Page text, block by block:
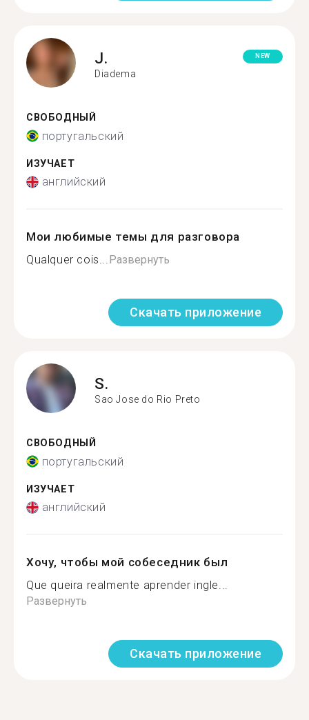
J.
Diadema
NEW
СВОБОДНЫЙ
португальский
ИЗУЧАЕТ
английский
Мои любимые темы для разговора
Qualquer cois...Развернуть
Скачать приложение
S.
Sao Jose do Rio Preto
СВОБОДНЫЙ
португальский
ИЗУЧАЕТ
английский
Хочу, чтобы мой собеседник был
Que queira realmente aprender ingle...
Развернуть
Скачать приложение